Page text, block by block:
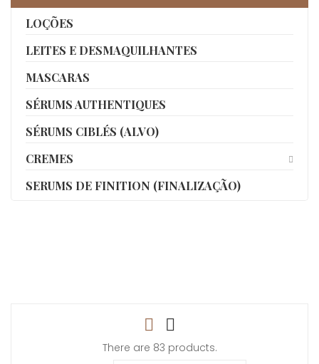
LOÇÕES
LEITES E DESMAQUILHANTES
MASCARAS
SÉRUMS AUTHENTIQUES
SÉRUMS CIBLÉS (ALVO)
CREMES
SERUMS DE FINITION (FINALIZAÇÃO)
There are 83 products.